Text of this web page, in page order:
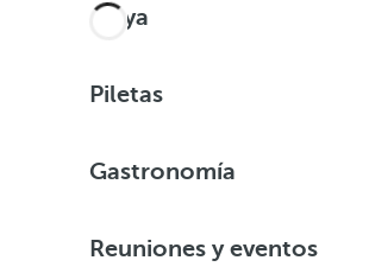
Playa
Piletas
Gastronomía
Reuniones y eventos